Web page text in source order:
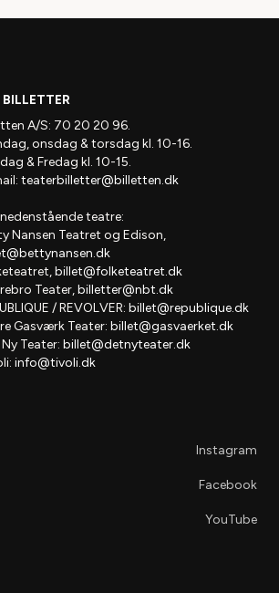
BILLETTER
A/S: 70 20 20 96.
onsdag & torsdag kl. 10-16.
& Fredag kl. 10-15.
teaterbilletter@billetten.dk
teatre:
Nansen Teatret og Edison,
billet@folketeatret.dk
Teater,billetter@nbt.dk
/ REVOLVER: billet@republique.dk
Gasværk Teater: billet@gasvaerket.dk
Teater: billet@detnyteater.dk
info@tivoli.dk
Instagram
Facebook
YouTube